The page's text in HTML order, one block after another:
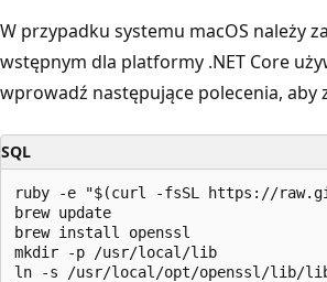
W przypadku systemu macOS należy
wstępnym dla platformy .NET Core
wprowadź następujące polecenia, aby
SQL
ruby -e "$(curl -fsSL https://
brew update
brew install openssl
mkdir -p /usr/local/lib
ln -s /usr/local/opt/openssl/lib/